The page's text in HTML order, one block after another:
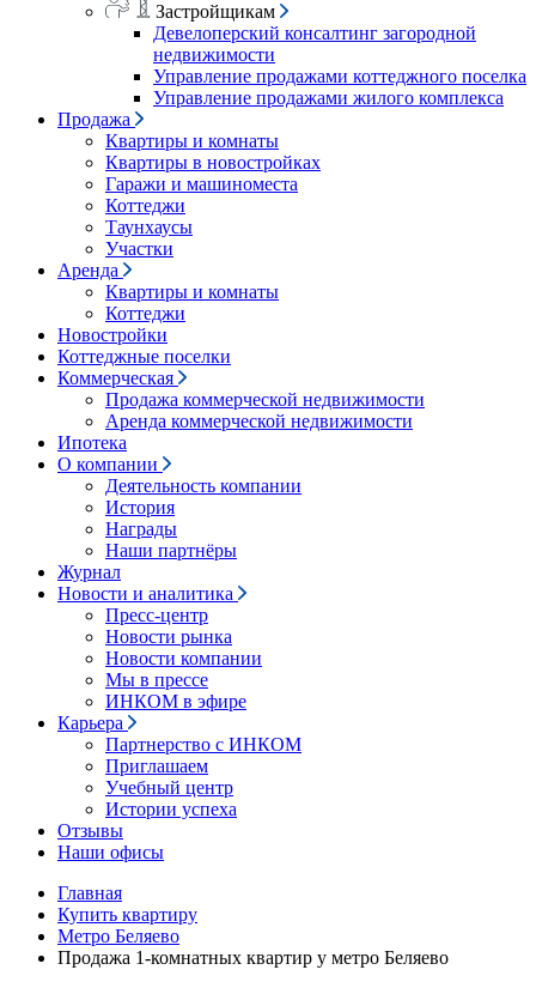
Застройщикам
Девелоперский консалтинг загородной
недвижимости
Управление продажами коттеджного поселка
Управление продажами жилого комплекса
Продажа
Квартиры и комнаты
Квартиры в новостройках
Гаражи и машиноместа
Коттеджи
Таунхаусы
Участки
Аренда
Квартиры и комнаты
Коттеджи
Новостройки
Коттеджные поселки
Коммерческая
Продажа коммерческой недвижимости
Аренда коммерческой недвижимости
Ипотека
О компании
Деятельность компании
История
Награды
Наши партнёры
Журнал
Новости и аналитика
Пресс-центр
Новости рынка
Новости компании
Мы в прессе
ИНКОМ в эфире
Карьера
Партнерство с ИНКОМ
Приглашаем
Учебный центр
Истории успеха
Отзывы
Наши офисы
Главная
Купить квартиру
Метро Беляево
Продажа 1-комнатных квартир у метро Беляево